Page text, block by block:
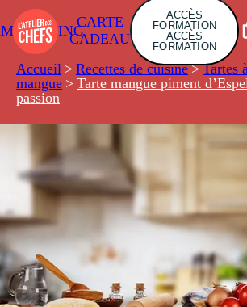
CARTE
CADEAU
ACCÈS
FORMATION
ACCÈS
FORMATION
Accueil > Recettes de cuisine > Tartes
mangue > Tarte mangue piment
passion